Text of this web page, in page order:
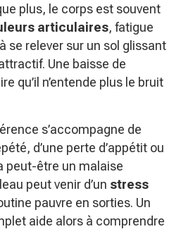
plus, le corps est souvent
articulaires, fatigue
se relever sur un sol glissant
Une baisse de
qu’il n’entende plus le bruit
s’accompagne de
d’une perte d’appétit ou
peut-être un malaise
peut venir d’un stress
pauvre en sorties. Un
aide alors à comprendre